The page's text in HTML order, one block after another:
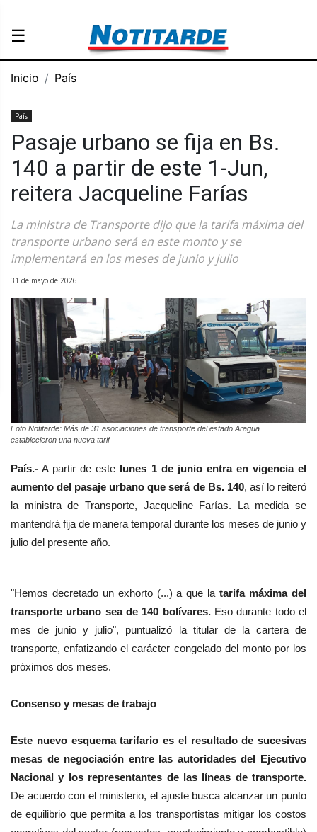
☰
Inicio País
País
Pasaje urbano se fija en Bs.
140 a partir de este 1-Jun,
reitera Jacqueline Farías
La ministra de Transporte dijo que la tarifa máxima del
transporte urbano será en este monto y se
implementará en los meses de junio y julio
31 de mayo de 2026
Foto Notitarde: Más de 31 asociaciones de transporte del estado Aragua
establecieron una nueva tarif
País.- A partir de este lunes 1 de junio entra en vigencia el
aumento del pasaje urbano que será de Bs. 140, así lo reiteró
la ministra de Transporte, Jacqueline Farías. La medida se
mantendrá fija de manera temporal durante los meses de junio y
julio del presente año.
"Hemos decretado un exhorto (...) a que latarifa máxima del
transporte urbano sea de 140 bolívares.Eso durante todo el
mes de junio y julio", puntualizó la titular de la cartera de
transporte, enfatizando el carácter congelado del monto por los
próximos dos meses.
Consenso y mesas de trabajo
Este nuevo esquema tarifario es el resultado de sucesivas
mesas de negociación entre las autoridades del Ejecutivo
Nacional y los representantes de las líneas de transporte.
De acuerdo con el ministerio, el ajuste busca alcanzar un punto
de equilibrio que permita a los transportistas mitigar los costos